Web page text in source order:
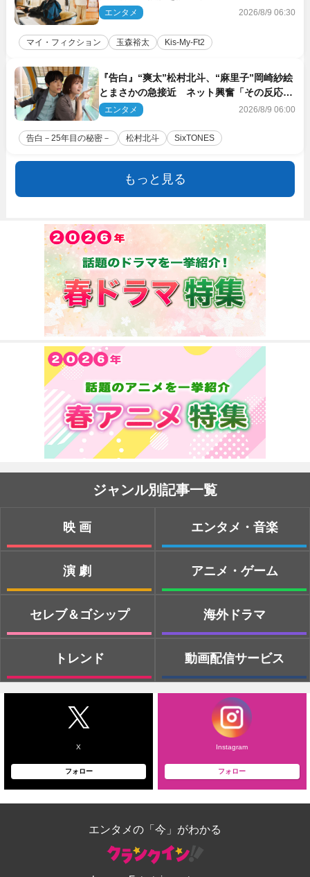
エンタメ 2026/8/9 06:30
マイ・フィクション 玉森裕太 Kis‐My‐Ft2
『告白』“爽太”松村北斗、“麻里子”岡崎紗絵
とまさかの急接近 ネット興奮「その反応
は」「いいの!?」（ネタバレあり）
エンタメ 2026/8/9 06:00
告白－25年目の秘密－ 松村北斗 SixTONES
もっと見る
ジャンル別記事一覧
映画
演劇
セレブ＆ゴシップ
トレンド
エンタメ・音楽
アニメ・ゲーム
海外ドラマ
動画配信サービス
X
フォロー
Instagram
フォロー
エンタメの「今」がわかる